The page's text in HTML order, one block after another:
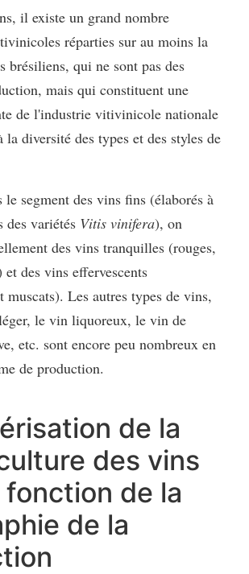
il existe un grand nombre
réparties sur au moins la
brésiliens, qui ne sont pas des
mais qui constituent une
de l'industrie vitivinicole nationale
la diversité des types et des styles de
segment des vins fins (élaborés à
des variétés Vitis vinifera), on
des vins tranquilles (rouges,
et des vins effervescents
muscats). Les autres types de vins,
le vin liquoreux, le vin de
etc. sont encore peu nombreux en
de production.
de la
des vins
de la
de la